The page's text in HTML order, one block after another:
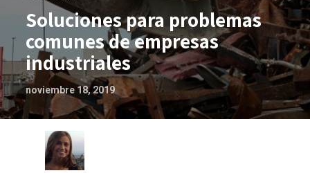
Soluciones para problemas
comunes de empresas
industriales
noviembre 18, 2019